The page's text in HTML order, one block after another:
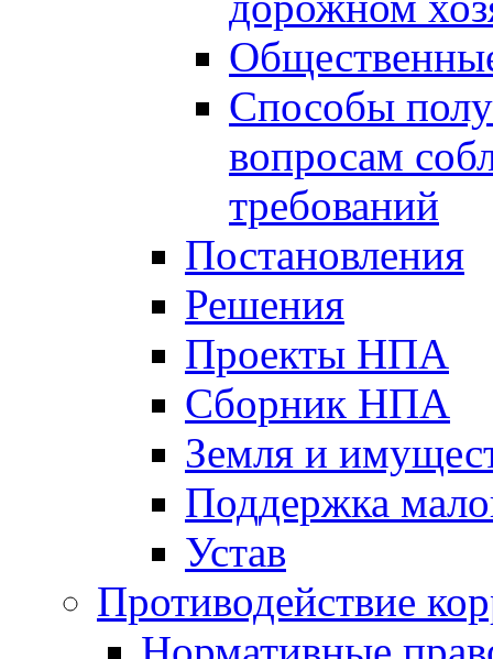
Способы
вопросам
требований
Постановления
Решения
Проекты НПА
Сборник НПА
Земля и
Поддержка
Устав
Противодействие